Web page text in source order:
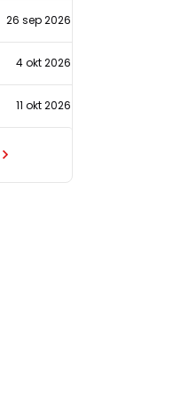
26 sep 2026
4 okt 2026
11 okt 2026